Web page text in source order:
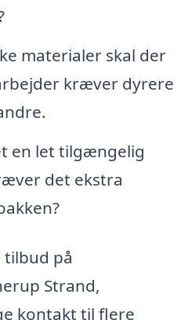
materialer skal der
kræver dyrere
en let tilgængelig
det ekstra
tilbud på
Strand,
kontakt til flere